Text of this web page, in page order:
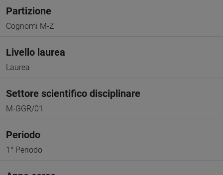
Partizione
Cognomi M-Z
Livello laurea
Laurea
Settore scientifico disciplinare
M-GGR/01
Periodo
1° Periodo